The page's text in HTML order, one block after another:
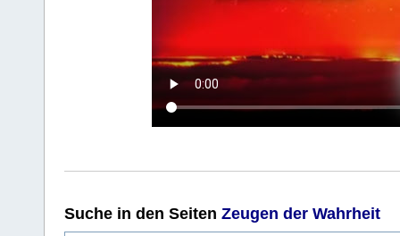
Suche in den Seiten Zeugen der Wahrheit